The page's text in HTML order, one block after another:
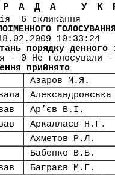
6 скликання
ГОЛОСУВАННЯ
10:33:24
порядку денного
- 0 Не голосували
прийнято
Азаров М.Я.
Ар’єв В.І.
Аркаллаєв Н.Г.
Ахметов Р.Л.
Бабенко В.Б.
Баграєв М.Г.